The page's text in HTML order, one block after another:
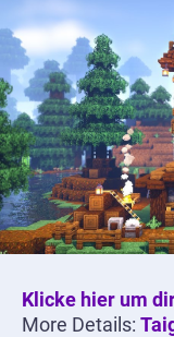
Klicke hier um
More Details: